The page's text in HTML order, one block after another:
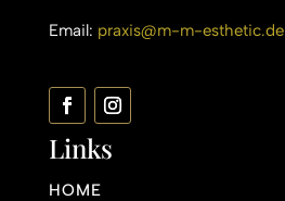
Email: praxis@m-m-esthetic.de
Links
HOME